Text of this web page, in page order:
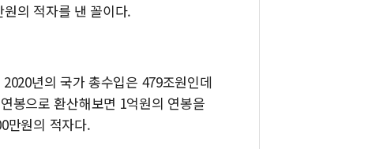
의 적자를 낸 꼴이다.
년의 국가 총수입은 479조원인데
봉으로 환산해보면 1억원의 연봉을
만원의 적자다.